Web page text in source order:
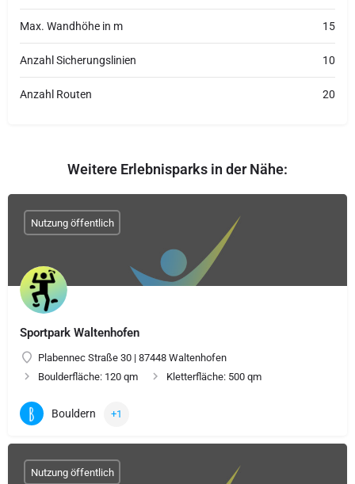
Max. Wandhöhe in m 15
Anzahl Sicherungslinien 10
Anzahl Routen 20
Weitere Erlebnisparks in der Nähe:
Sportpark Waltenhofen
Plabennec Straße 30 | 87448 Waltenhofen
Boulderfläche: 120 qm
Kletterfläche: 500 qm
Nutzung öffentlich
Bouldern +1
Nutzung öffentlich